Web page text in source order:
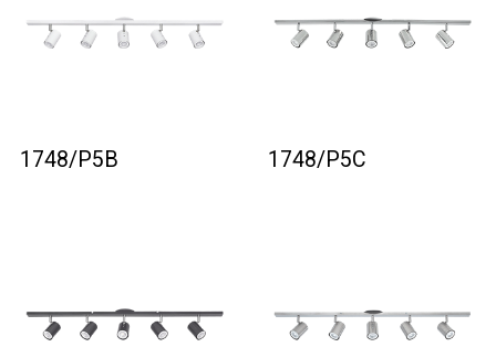
1748/P5B 1748/P5C